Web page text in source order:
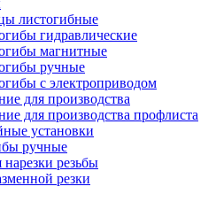
листогибные
гидравлические
магнитные
ручные
с электроприводом
для производства
для производства профлиста
установки
ручные
резьбы
резки